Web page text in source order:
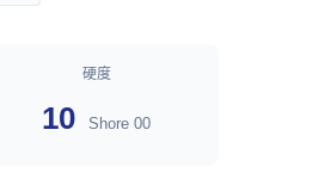
硬度
10 Shore 00